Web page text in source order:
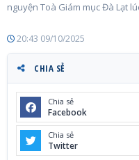
nguyện Toà Giám mục Đà Lạt
20:43 09/10/2025
CHIA SẺ
Chia sẻ
Facebook
Chia sẻ
Twitter